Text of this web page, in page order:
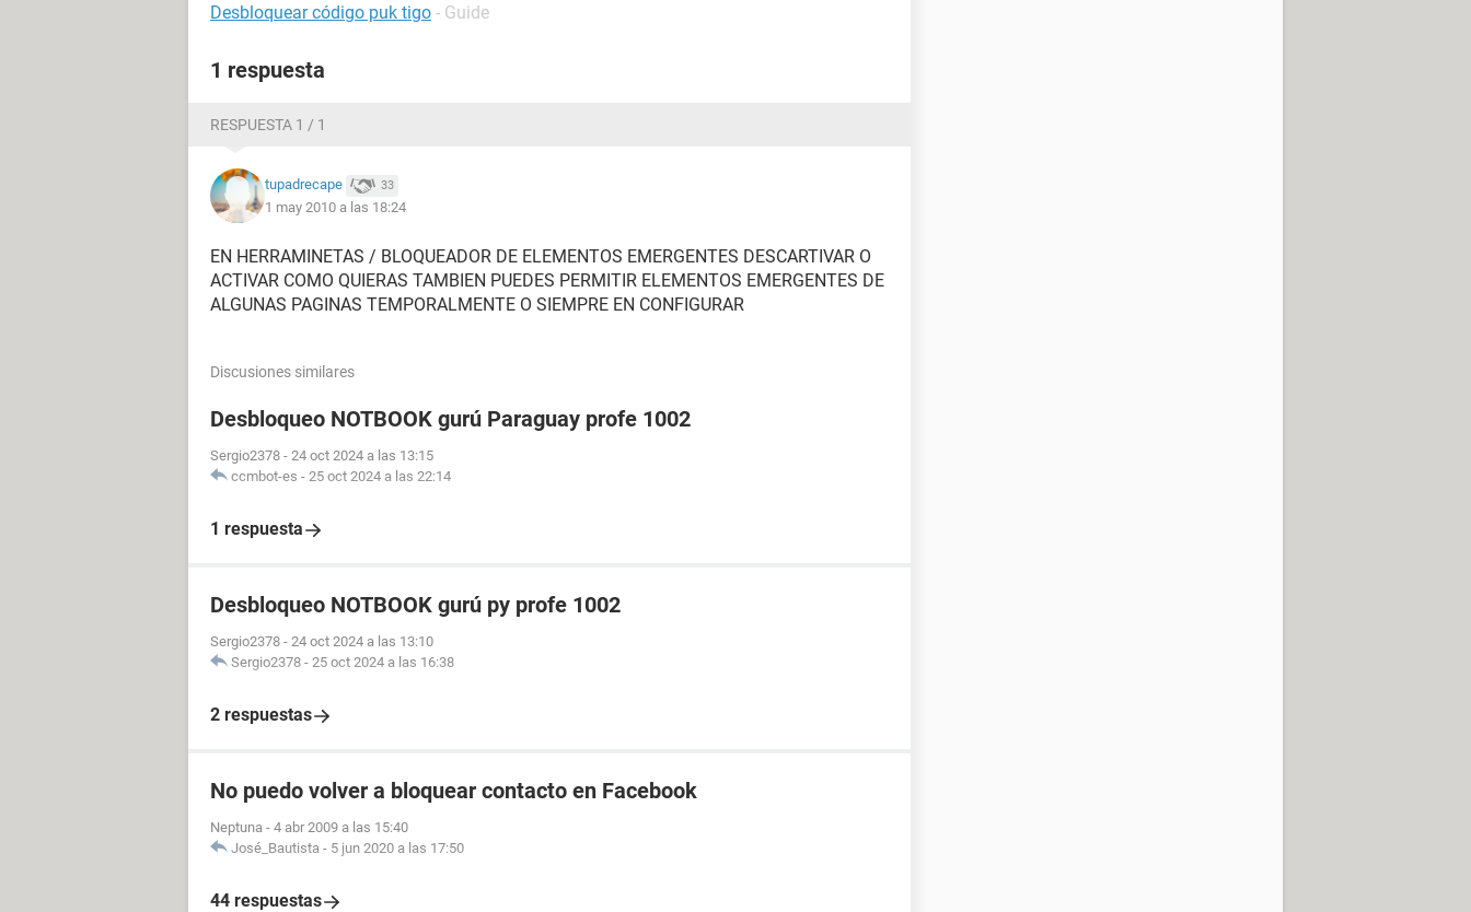
Desbloquear código puk tigo - Guide
1 respuesta
RESPUESTA 1 / 1
tupadrecape 33
1 may 2010 a las 18:24
EN HERRAMINETAS / BLOQUEADOR DE ELEMENTOS EMERGENTES DESCARTIVAR O
ACTIVAR COMO QUIERAS TAMBIEN PUEDES PERMITIR ELEMENTOS EMERGENTES DE
ALGUNAS PAGINAS TEMPORALMENTE O SIEMPRE EN CONFIGURAR
Discusiones similares
Desbloqueo NOTBOOK gurú Paraguay profe 1002
Sergio2378 - 24 oct 2024 a las 13:15
ccmbot-es - 25 oct 2024 a las 22:14
1 respuesta
Desbloqueo NOTBOOK gurú py profe 1002
Sergio2378 - 24 oct 2024 a las 13:10
Sergio2378 - 25 oct 2024 a las 16:38
2 respuestas
No puedo volver a bloquear contacto en Facebook
Neptuna - 4 abr 2009 a las 15:40
José_Bautista - 5 jun 2020 a las 17:50
44 respuestas